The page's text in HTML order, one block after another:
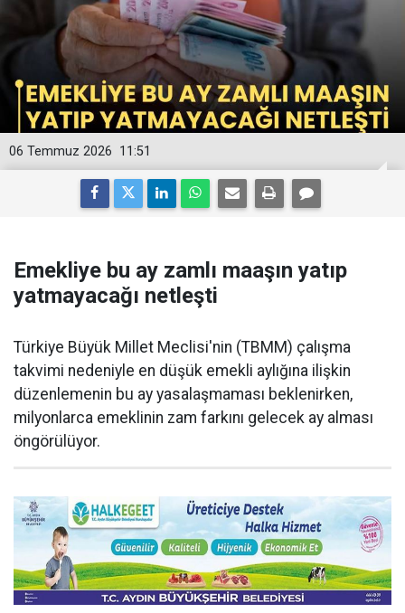
11:51
06 Temmuz 2026
Emekliye bu ay zamlı maaşın yatıp
yatmayacağı netleşti
Türkiye Büyük Millet Meclisi'nin (TBMM) çalışma
takvimi nedeniyle en düşük emekli aylığına ilişkin
düzenlemenin bu ay yasalaşmaması beklenirken,
milyonlarca emeklinin zam farkını gelecek ay alması
öngörülüyor.